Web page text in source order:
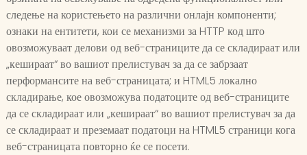
следење на користењето на различни онлајн компоненти;
ознаки на ентитети, кои се механизми за HTTP код што
овозможуваат делови од веб-страниците да се складираат или
„кешираат“ во вашиот прелистувач за да се забрзаат
перформансите на веб-страницата; и HTML5 локално
складирање, кое овозможува податоците од веб-страниците
да се складираат или „кешираат“ во вашиот прелистувач за да
се складираат и преземаат податоци на HTML5 страници кога
веб-страницата повторно ќе се посети.